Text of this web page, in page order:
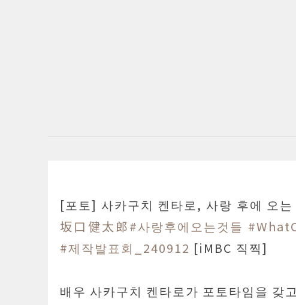
[포토] 사카구치 켄타로, 사랑 후에 오는
坂口健太郎#사랑후에오는것들
#제작발표회_240912 [iMBC 직찍]
배우 사카구치 켄타로가 포토타임을 갖